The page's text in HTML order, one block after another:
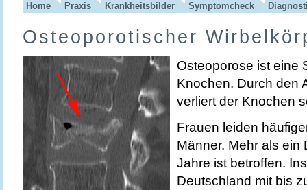
Home Praxis Krankheitsbilder Symptomcheck
Osteoporotischer
Osteoporose ist eine
Knochen. Durch den
verliert der Knochen
Frauen leiden
Männer. Mehr als ein
Jahre ist betroffen.
Deutschland mit bis